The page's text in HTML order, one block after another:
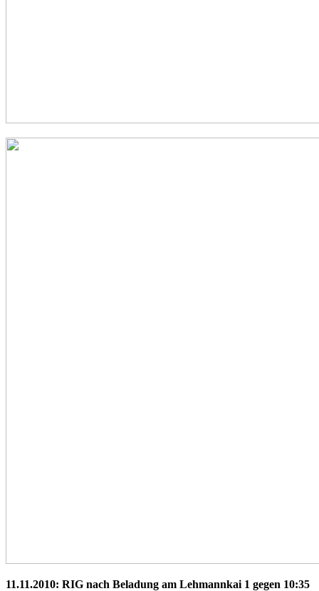
11.11.2010: RIG nach Beladung am Lehmannkai 1 gegen 10:35